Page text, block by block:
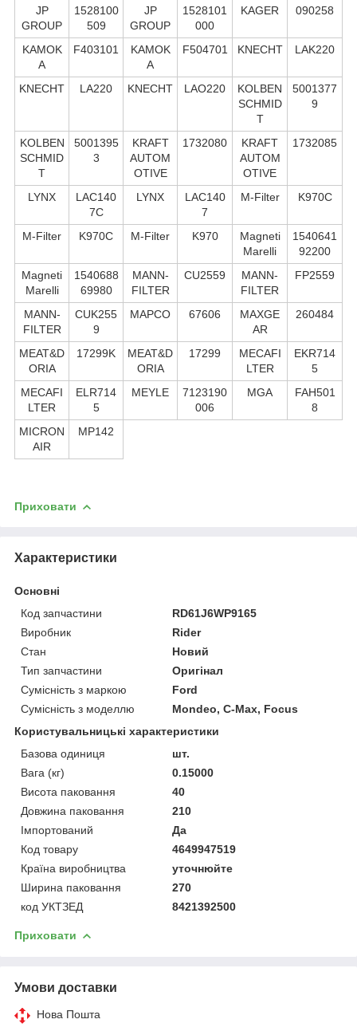
JP
GROUP
1528100
509
JP
GROUP
1528101
000
KAGER 090258
KAMOK
A
F403101
KAMOK
A
F504701 KNECHT LAK220
KNECHT LA220 KNECHT LAO220
KOLBEN
SCHMID
T
5001377
9
KOLBEN
SCHMID
T
5001395
3
KRAFT
AUTOM
OTIVE
1732080
KRAFT
AUTOM
OTIVE
1732085
LYNX
LAC140
7C
LYNX
LAC140
7
M-Filter K970C
M-Filter K970С M-Filter K970
Magneti
Marelli
1540641
92200
Magneti
Marelli
1540688
69980
MANN-
FILTER
CU2559
MANN-
FILTER
FP2559
MANN-
FILTER
CUK255
9
MAPCO 67606
MAXGE
AR
260484
MEAT&D
ORIA
17299K
MEAT&D
ORIA
17299
MECAFI
LTER
EKR714
5
MECAFI
LTER
ELR714
5
MEYLE
7123190
006
MGA
FAH501
8
MICRON
AIR
MP142
Приховати
Характеристики
Основні
Код запчастини
RD61J6WP9165
Виробник
Rider
Стан
Новий
Тип запчастини
Оригінал
Сумісність з маркою
Ford
Сумісність з моделлю
Mondeo, C-Max, Focus
Користувальницькі характеристики
Базова одиниця
шт.
Вага (кг)
0.15000
Висота паковання
40
Довжина паковання
210
Імпортований
Да
Код товару
4649947519
Країна виробництва
уточнюйте
Ширина паковання
270
код УКТЗЕД
8421392500
Приховати
Умови доставки
Нова Пошта